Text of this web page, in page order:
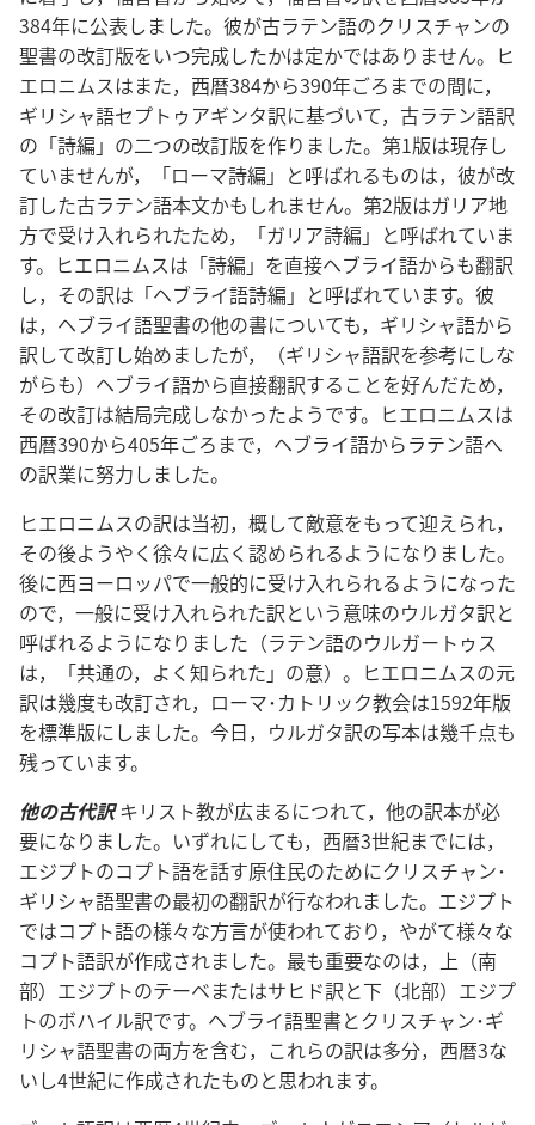
384年に公表しました。彼が古ラテン語のクリスチャンの
聖書の改訂版をいつ完成したかは定かではありません。ヒ
エロニムスはまた，西暦384から390年ごろまでの間に，
ギリシャ語セプトゥアギンタ訳に基づいて，古ラテン語訳
の「詩編」の二つの改訂版を作りました。第1版は現存し
ていませんが，「ローマ詩編」と呼ばれるものは，彼が改
訂した古ラテン語本文かもしれません。第2版はガリア地
方で受け入れられたため，「ガリア詩編」と呼ばれていま
す。ヒエロニムスは「詩編」を直接ヘブライ語からも翻訳
し，その訳は「ヘブライ語詩編」と呼ばれています。彼
は，ヘブライ語聖書の他の書についても，ギリシャ語から
訳して改訂し始めましたが，（ギリシャ語訳を参考にしな
がらも）ヘブライ語から直接翻訳することを好んだため，
その改訂は結局完成しなかったようです。ヒエロニムスは
西暦390から405年ごろまで，ヘブライ語からラテン語へ
の訳業に努力しました。
ヒエロニムスの訳は当初，概して敵意をもって迎えられ，
その後ようやく徐々に広く認められるようになりました。
後に西ヨーロッパで一般的に受け入れられるようになった
ので，一般に受け入れられた訳という意味のウルガタ訳と
呼ばれるようになりました（ラテン語のウルガートゥス
は，「共通の，よく知られた」の意）。ヒエロニムスの元
訳は幾度も改訂され，ローマ･カトリック教会は1592年版
を標準版にしました。今日，ウルガタ訳の写本は幾千点も
残っています。
他の古代訳キリスト教が広まるにつれて，他の訳本が必
要になりました。いずれにしても，西暦3世紀までには，
エジプトのコプト語を話す原住民のためにクリスチャン･
ギリシャ語聖書の最初の翻訳が行なわれました。エジプト
ではコプト語の様々な方言が使われており，やがて様々な
コプト語訳が作成されました。最も重要なのは，上（南
部）エジプトのテーベまたはサヒド訳と下（北部）エジプ
トのボハイル訳です。ヘブライ語聖書とクリスチャン･ギ
リシャ語聖書の両方を含む，これらの訳は多分，西暦3な
いし4世紀に作成されたものと思われます。